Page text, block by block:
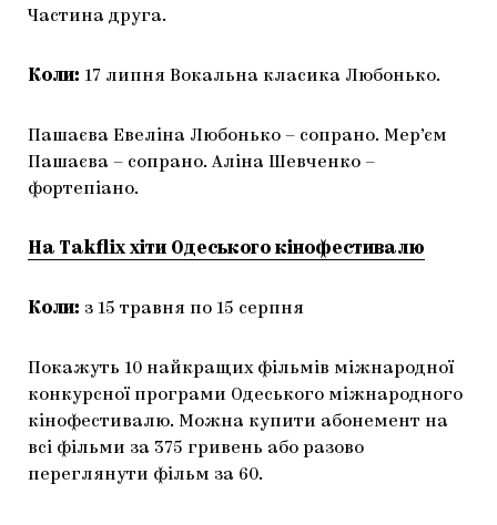
Частина друга.
Коли: 17 липня Вокальна класика Любонько.
Пашаєва Евеліна Любонько – сопрано. Мер’єм
Пашаєва – сопрано. Аліна Шевченко –
фортепіано.
На Takflix хіти Одеського кінофестивалю
Коли: з 15 травня по 15 серпня
Покажуть 10 найкращих фільмів міжнародної
конкурсної програми Одеського міжнародного
кінофестивалю. Можна купити абонемент на
всі фільми за 375 гривень або разово
переглянути фільм за 60.